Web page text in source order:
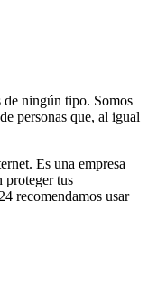
de ningún tipo. Somos
personas que, al igual
Es una empresa
proteger tus
recomendamos usar